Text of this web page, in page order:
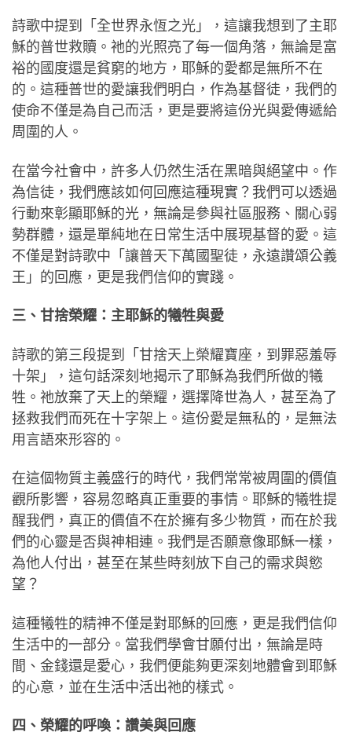
詩歌中提到「全世界永恆之光」，這讓我想到了主耶
穌的普世救贖。祂的光照亮了每一個角落，無論是富
裕的國度還是貧窮的地方，耶穌的愛都是無所不在
的。這種普世的愛讓我們明白，作為基督徒，我們的
使命不僅是為自己而活，更是要將這份光與愛傳遞給
周圍的人。
在當今社會中，許多人仍然生活在黑暗與絕望中。作
為信徒，我們應該如何回應這種現實？我們可以透過
行動來彰顯耶穌的光，無論是參與社區服務、關心弱
勢群體，還是單純地在日常生活中展現基督的愛。這
不僅是對詩歌中「讓普天下萬國聖徒，永遠讚頌公義
王」的回應，更是我們信仰的實踐。
三、甘捨榮耀：主耶穌的犧牲與愛
詩歌的第三段提到「甘捨天上榮耀寶座，到罪惡羞辱
十架」，這句話深刻地揭示了耶穌為我們所做的犧
牲。祂放棄了天上的榮耀，選擇降世為人，甚至為了
拯救我們而死在十字架上。這份愛是無私的，是無法
用言語來形容的。
在這個物質主義盛行的時代，我們常常被周圍的價值
觀所影響，容易忽略真正重要的事情。耶穌的犧牲提
醒我們，真正的價值不在於擁有多少物質，而在於我
們的心靈是否與神相連。我們是否願意像耶穌一樣，
為他人付出，甚至在某些時刻放下自己的需求與慾
望？
這種犧牲的精神不僅是對耶穌的回應，更是我們信仰
生活中的一部分。當我們學會甘願付出，無論是時
間、金錢還是愛心，我們便能夠更深刻地體會到耶穌
的心意，並在生活中活出祂的樣式。
四、榮耀的呼喚：讚美與回應